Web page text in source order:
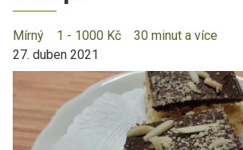
Mírný 1 - 1000 Kč
30 minut a více
27. duben 2021